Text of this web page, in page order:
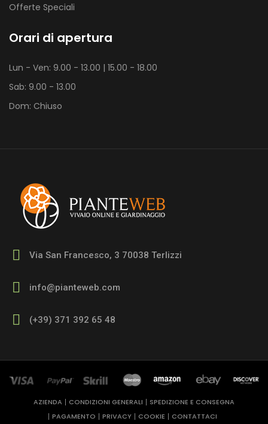
Offerte Speciali
Orari di apertura
Lun - Ven: 9.00 - 13.00 | 15.00 - 18.00
Sab: 9.00 - 13.00
Dom: Chiuso
Via San Francesco, 3 70038 Terlizzi
info@pianteweb.com
(+39) 371 392 65 48
AZIENDA CONDIZIONI GENERALI
SPEDIZIONE E CONSEGNA
PAGAMENTO
PRIVACY COOKIE CONTATTACI